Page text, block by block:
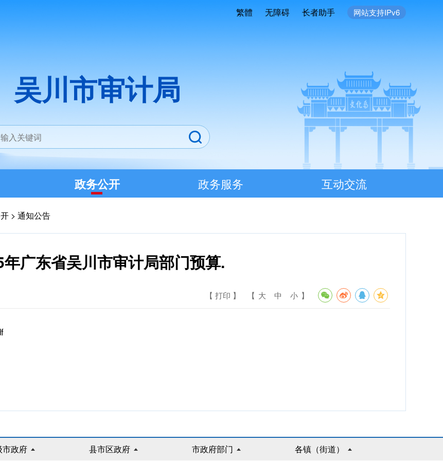
繁體 无障碍 长者助手 网站支持IPv6
吴川市审计局
政务公开 政务服务 互动交流
> 通知公告
广东省吴川市审计局部门预算.
【 打印 】 【 大 中 小 】
市政府 县市区政府 市政府部门 各镇（街道）